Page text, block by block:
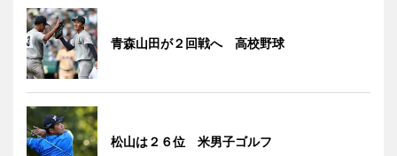
青森山田が２回戦へ 高校野球
松山は２６位 米男子ゴルフ